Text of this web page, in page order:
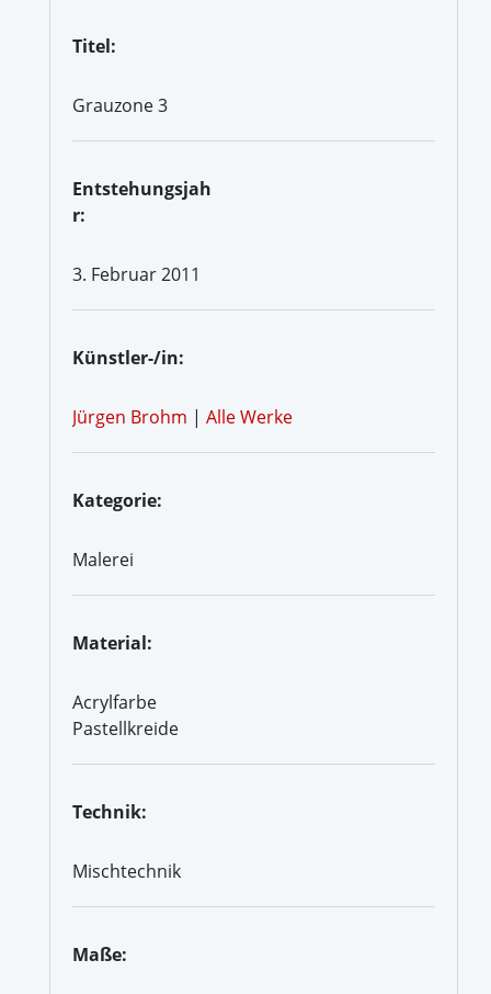
Titel:
Grauzone 3
Entstehungsjah
r:
3. Februar 2011
Künstler-/in:
Jürgen Brohm | Alle Werke
Kategorie:
Malerei
Material:
Acrylfarbe
Pastellkreide
Technik:
Mischtechnik
Maße: